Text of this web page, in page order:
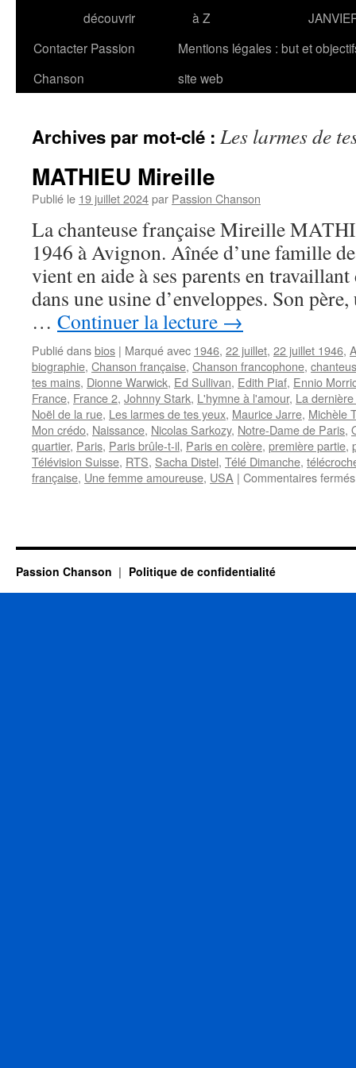
découvrir
à Z
Contacter Passion
Chanson
Mentions légales : but et
site web
Archives par mot-clé : Les larmes de
MATHIEU Mireille
Publié le 19 juillet 2024par Passion Chanson
La chanteuse française Mireille
1946 à Avignon. Aînée d’une famille
vient en aide à ses parents en travaillant
dans une usine d’enveloppes. Son
… Continuer la lecture →
Publié dansbios | Marqué avec 1946, 22 juillet, 22 juillet 1946,
biographie, Chanson française, Chanson francophone,
tes mains, Dionne Warwick, Ed Sullivan, Edith Piaf, Ennio
France, France 2, Johnny Stark, L'hymne à l'amour, La
Noël de la rue, Les larmes de tes yeux, Maurice Jarre, Michèle
Mon crédo, Naissance, Nicolas Sarkozy, Notre-Dame de Paris,
quartier, Paris, Paris brûle-t-il, Paris en colère, première partie,
Télévision Suisse, RTS, Sacha Distel, Télé Dimanche,
française, Une femme amoureuse, USA | Commentaires fermés
Passion Chanson Politique de confidentialité